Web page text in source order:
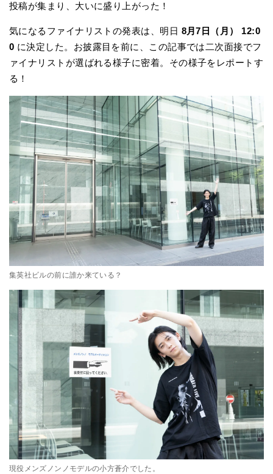
投稿が集まり、大いに盛り上がった！
気になるファイナリストの発表は、明日 8月7日（月） 12:0
0 に決定した。お披露目を前に、この記事では二次面接でフ
ァイナリストが選ばれる様子に密着。その様子をレポートす
る！
集英社ビルの前に誰か来ている？
現役メンズノンノモデルの小方蒼介でした。